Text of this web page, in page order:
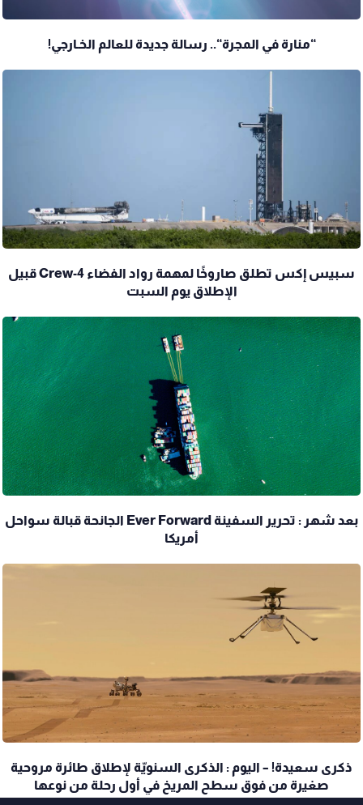
“منارة في المجرة“.. رسالة جديدة للعالم الخـارجي!
سبيس إكس تطلق صاروخًا لمهمة رواد الفضاء Crew-4 قبيل
الإطلاق يوم السبت
بعد شهر : تحرير السفينة Ever Forward الجانحة قبالة سواحل
أمريكا
ذكرى سعيدة! – اليوم : الذكرى السنويّة لإطلاق طائرة مروحية
صغيرة من فوق سطح المريخ في أول رحلة من نوعها